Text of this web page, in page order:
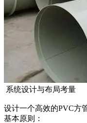
系统设计与布局考量
设计一个高效的PVC方
基本原则：